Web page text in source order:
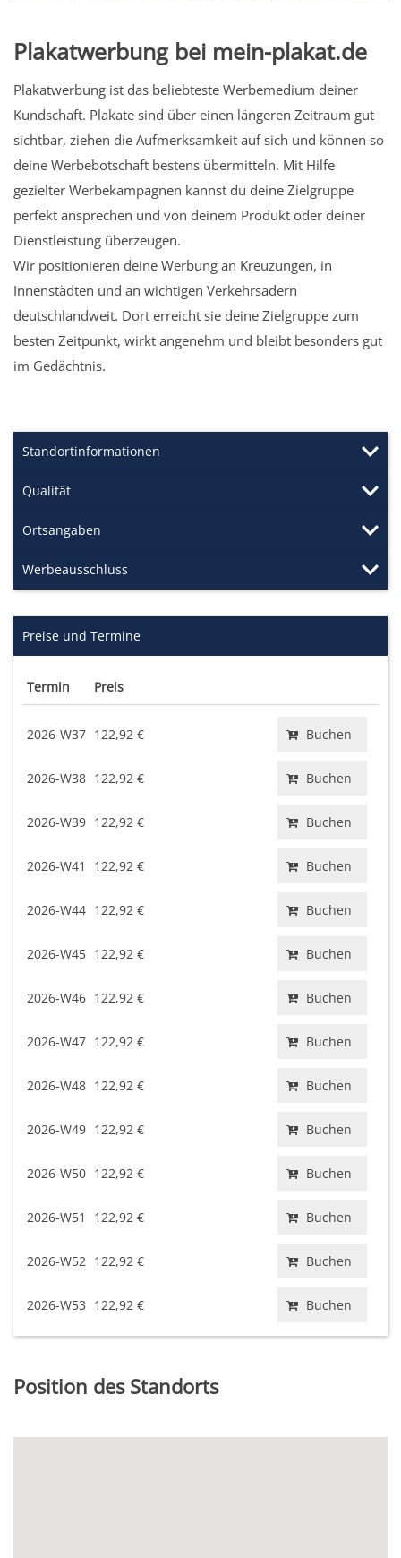
Plakatwerbung bei mein-plakat.de
Plakatwerbung ist das beliebteste Werbemedium deiner
Kundschaft. Plakate sind über einen längeren Zeitraum gut
sichtbar, ziehen die Aufmerksamkeit auf sich und können so
deine Werbebotschaft bestens übermitteln. Mit Hilfe
gezielter Werbekampagnen kannst du deine Zielgruppe
perfekt ansprechen und von deinem Produkt oder deiner
Dienstleistung überzeugen.
Wir positionieren deine Werbung an Kreuzungen, in
Innenstädten und an wichtigen Verkehrsadern
deutschlandweit. Dort erreicht sie deine Zielgruppe zum
besten Zeitpunkt, wirkt angenehm und bleibt besonders gut
im Gedächtnis.
Standortinformationen
Qualität
Ortsangaben
Werbeausschluss
Preise und Termine
Termin Preis
2026-W37 122,92 € Buchen
2026-W38 122,92 € Buchen
2026-W39 122,92 € Buchen
2026-W41 122,92 € Buchen
2026-W44 122,92 € Buchen
2026-W45 122,92 € Buchen
2026-W46 122,92 € Buchen
2026-W47 122,92 € Buchen
2026-W48 122,92 € Buchen
2026-W49 122,92 € Buchen
2026-W50 122,92 € Buchen
2026-W51 122,92 € Buchen
2026-W52 122,92 € Buchen
2026-W53 122,92 € Buchen
Position des Standorts